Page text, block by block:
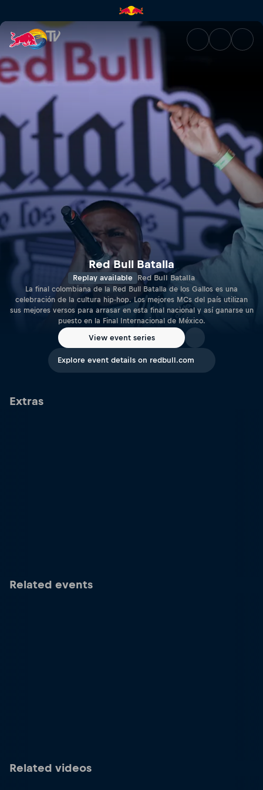
Red Bull Batalla de los
Red Bull Batalla
Replay available Red Bull Batalla
La final colombiana de la Red Bull Batalla de los Gallos es una
celebración de la cultura hip-hop. Los mejores MCs del país utilizan
sus mejores versos para arrasar en esta final nacional y así ganarse un
puesto en la Final Internacional de México.
View event series
Explore event details on redbull.com
Extras
Related events
Related videos